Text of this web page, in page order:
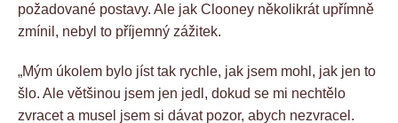
požadované postavy. Ale jak Clooney několikrát upřímně
zmínil, nebyl to příjemný zážitek.
„Mým úkolem bylo jíst tak rychle, jak jsem mohl, jak jen to
šlo. Ale většinou jsem jen jedl, dokud se mi nechtělo
zvracet a musel jsem si dávat pozor, abych nezvracel.